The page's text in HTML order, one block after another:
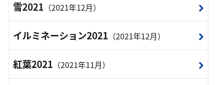
雪2021 （2021年12月）
イルミネーション2021 （2021年12月）
紅葉2021 （2021年11月）